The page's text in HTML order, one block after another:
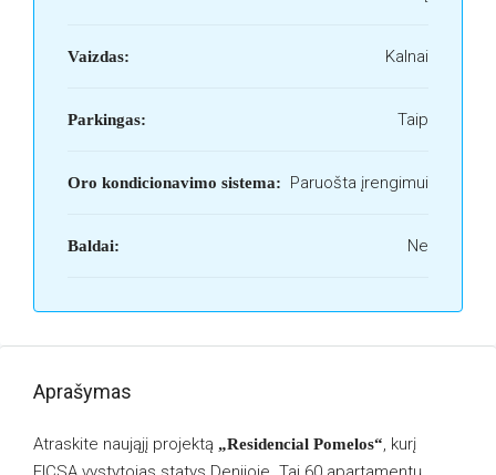
Vaizdas: Kalnai
Parkingas: Taip
Oro kondicionavimo sistema: Paruošta įrengimui
Baldai: Ne
Aprašymas
Atraskite naująjį projektą „Residencial Pomelos“, kurį